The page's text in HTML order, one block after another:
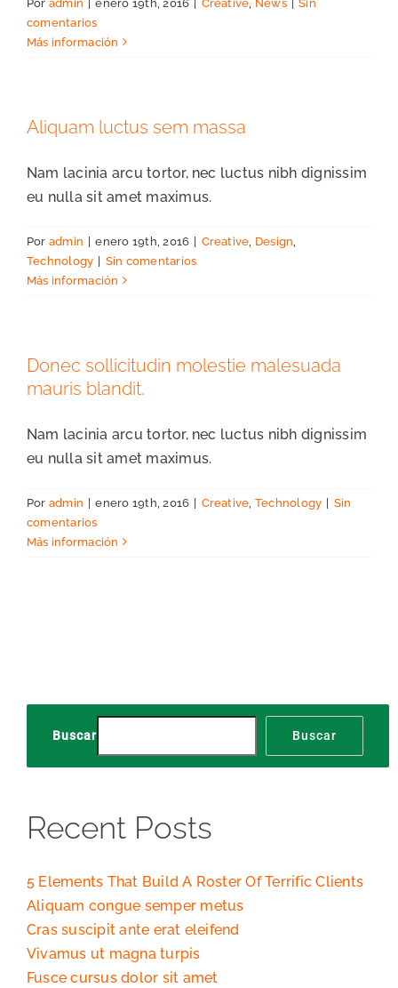
Por admin enero 19th, 2016 Creative News
Sin
comentarios
Más información
Aliquam luctus sem massa
Nam lacinia arcu tortor, nec luctus nibh dignissim
eu nulla sit amet maximus.
Por admin enero 19th, 2016 Creative Design
Technology
Sin comentarios
Más información
Donec sollicitudin molestie malesuada
mauris blandit.
Nam lacinia arcu tortor, nec luctus nibh dignissim
eu nulla sit amet maximus.
Por admin enero 19th, 2016 Creative Technology
Sin
comentarios
Más información
Buscar Buscar
Recent Posts
5 Elements That Build A Roster Of Terrific Clients
Aliquam congue semper metus
Cras suscipit ante erat eleifend
Vivamus ut magna turpis
Fusce cursus dolor sit amet